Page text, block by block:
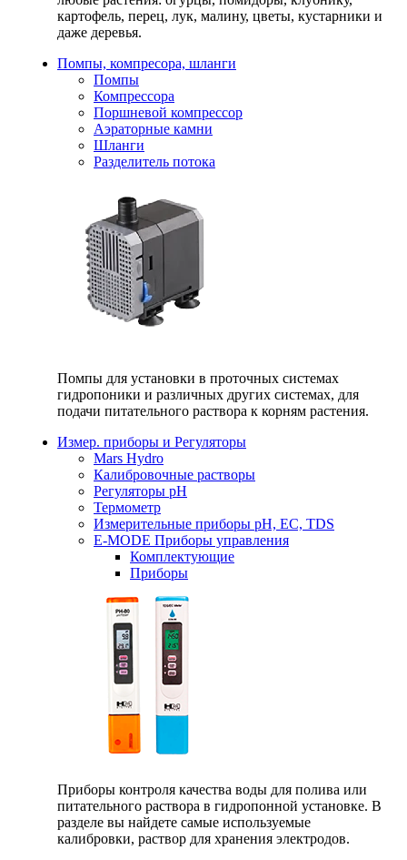
картофель, перец, лук, малину, цветы, кустарники и
даже деревья.
Помпы, компресора, шланги
Помпы
Компрессора
Поршневой компрессор
Аэраторные камни
Шланги
Разделитель потока
Помпы для установки в проточных системах
гидропоники и различных других системах, для
подачи питательного раствора к корням растения.
Измер. приборы и Регуляторы
Mars Hydro
Калибровочные растворы
Регуляторы рН
Термометр
Измерительные приборы pH, EC, TDS
E-MODE Приборы управления
Комплектующие
Приборы
Приборы контроля качества воды для полива или
питательного раствора в гидропонной установке. В
разделе вы найдете самые используемые
калибровки, раствор для хранения электродов.